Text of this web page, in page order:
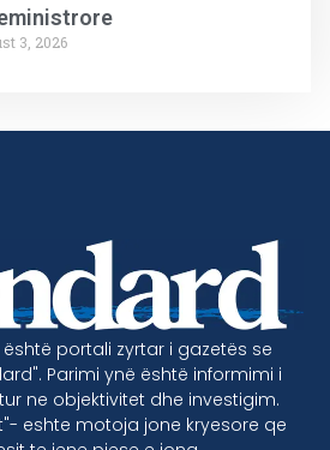
3, 2026
portali zyrtar i gazetës se
Parimi ynë është informimi i
ne objektivitet dhe investigim.
eshte motoja jone kryesore qe